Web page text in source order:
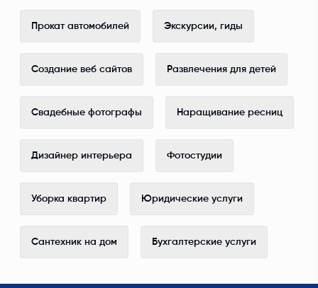
Прокат автомобилей Экскурсии, гиды
Создание веб сайтов Развлечения для детей
Свадебные фотографы Наращивание ресниц
Дизайнер интерьера Фотостудии
Уборка квартир Юридические услуги
Сантехник на дом Бухгалтерские услуги